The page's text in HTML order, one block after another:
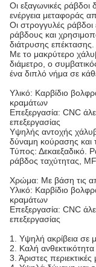
Οι εξαγωνικές ράβδοι
ενέργεια μεταφοράς
Οι στρογγυλές ράβδοι
ράβδους και
διάτρυσης επέκτασης.
Με το μακρύτερο
διάμετρο, ο
ένα διπλό νήμα σε
Υλικό: Καρβίδιο
κραμάτων
Επεξεργασία: CNC
επεξεργασίας
Υψηλής αντοχής
δύναμη κούρασης και
Τύπος: Δεκαεξαδικό.
ράβδος ταχύτητας,
Χρώμα: Με βάση τις
Υλικό: Καρβίδιο
κραμάτων
Επεξεργασία: CNC
επεξεργασίας
1. Υψηλή ακρίβεια σε
2. Καλή
3. Άριστες περιεκτικές